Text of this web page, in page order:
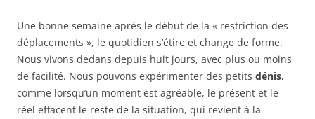
Une bonne semaine après le début de la « restriction des
déplacements », le quotidien s’étire et change de forme.
Nous vivons dedans depuis huit jours, avec plus ou moins
de facilité. Nous pouvons expérimenter des petits dénis,
comme lorsqu’un moment est agréable, le présent et le
réel effacent le reste de la situation, qui revient à la